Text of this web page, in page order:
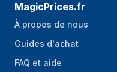
MagicPrices.fr
À propos de nous
Guides d'achat
FAQ et aide